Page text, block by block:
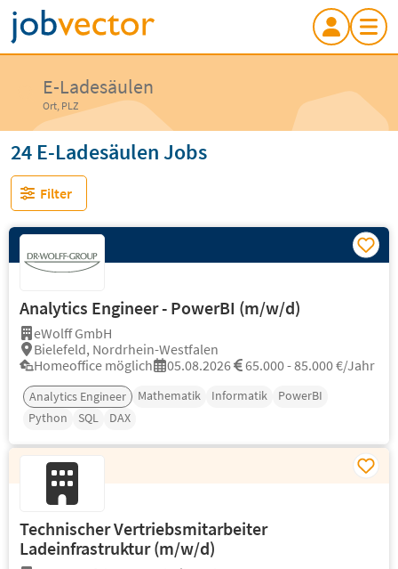
E-Ladesäulen
Ort, PLZ
24 E-Ladesäulen Jobs
Filter
Analytics Engineer - PowerBI (m/w/d)
eWolff GmbH
Bielefeld, Nordrhein-Westfalen
Homeoffice möglich
05.08.2026 65.000 - 85.000 €/Jahr
Analytics Engineer Mathematik Informatik
PowerBI
Python
SQL DAX
Technischer Vertriebsmitarbeiter
Ladeinfrastruktur (m/w/d)